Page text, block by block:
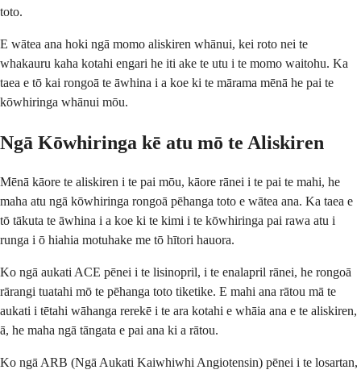
toto.
E wātea ana hoki ngā momo aliskiren whānui, kei roto nei te
whakauru kaha kotahi engari he iti ake te utu i te momo waitohu. Ka
taea e tō kai rongoā te āwhina i a koe ki te mārama mēnā he pai te
kōwhiringa whānui mōu.
Ngā Kōwhiringa kē atu mō te Aliskiren
Mēnā kāore te aliskiren i te pai mōu, kāore rānei i te pai te mahi, he
maha atu ngā kōwhiringa rongoā pēhanga toto e wātea ana. Ka taea e
tō tākuta te āwhina i a koe ki te kimi i te kōwhiringa pai rawa atu i
runga i ō hiahia motuhake me tō hītori hauora.
Ko ngā aukati ACE pēnei i te lisinopril, i te enalapril rānei, he rongoā
rārangi tuatahi mō te pēhanga toto tiketike. E mahi ana rātou mā te
aukati i tētahi wāhanga rerekē i te ara kotahi e whāia ana e te aliskiren,
ā, he maha ngā tāngata e pai ana ki a rātou.
Ko ngā ARB (Ngā Aukati Kaiwhiwhi Angiotensin) pēnei i te losartan,